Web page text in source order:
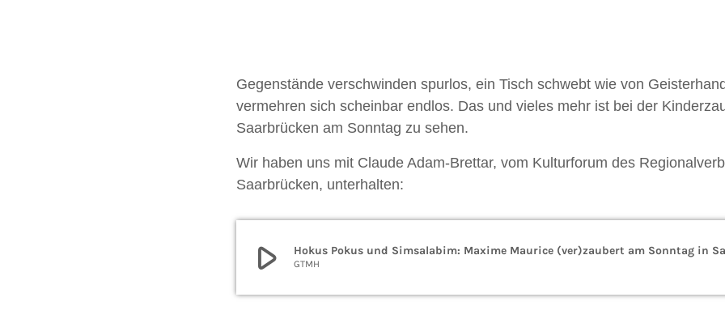
Gegenstände verschwinden spurlos, ein Tisch schwebt wie von
vermehren sich scheinbar endlos. Das und vieles mehr ist bei der
Saarbrücken am Sonntag zu sehen.
Wir haben uns mit Claude Adam-Brettar, vom Kulturforum des
Saarbrücken, unterhalten:
play_arrow Hokus Pokus und Simsalabim: Maxime Maurice (ver)zaubert am Sonntag in
GTMH